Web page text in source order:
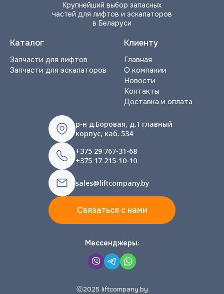
Крупнейший выбор запасных
частей для лифтов и эскалаторов
в Беларуси
Каталог
Запчасти для лифтов
Запчасти для эскалаторов
Клиенту
Главная
О компании
Новости
Контакты
Доставка и оплата
р-н д.Боровая, д.1 главный
корпус, каб. 534
+375 29 767-31-68
+375 17 215-10-10
sales@liftcompany.by
Связаться с нами
Мессенджеры:
ⓒ2025 liftcompany.by